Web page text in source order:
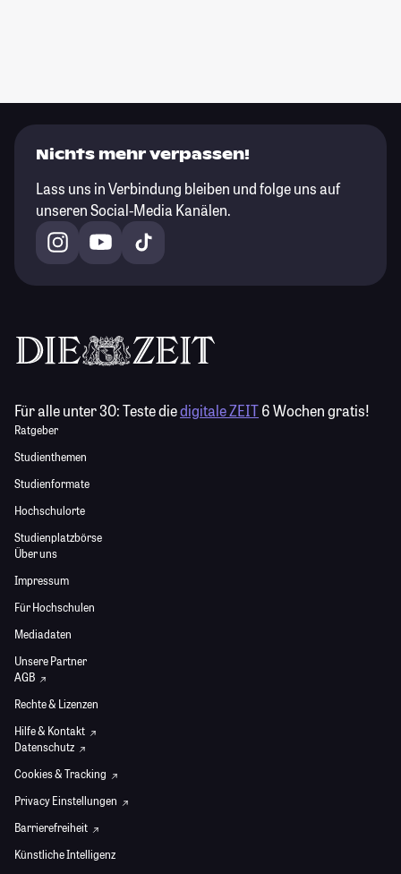
Nichts mehr verpassen!
Lass uns in Verbindung bleiben und folge uns auf
unseren Social-Media Kanälen.
Für alle unter 30:Teste diedigitale ZEIT6 Wochen gratis!
Ratgeber
Studienthemen
Studienformate
Hochschulorte
Studienplatzbörse
Über uns
Impressum
Für Hochschulen
Mediadaten
Unsere Partner
AGB
Rechte & Lizenzen
Hilfe & Kontakt
Datenschutz
Cookies & Tracking
Privacy Einstellungen
Barrierefreiheit
Künstliche Intelligenz